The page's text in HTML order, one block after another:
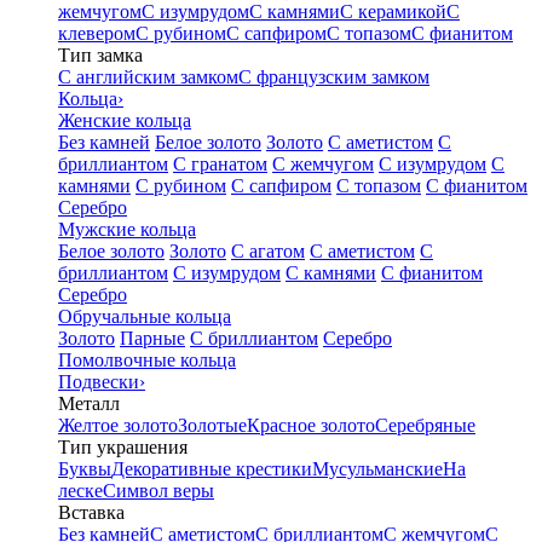
жемчугомС изумрудомС камнямиС керамикойС
клеверомС рубиномС сапфиромС топазомС фианитом
Тип замка
С английским замкомС французским замком
Кольца›
Женские кольца
Без камней Белое золото Золото С аметистом С
бриллиантом С гранатом С жемчугом С изумрудом С
камнями С рубином С сапфиром С топазом С фианитом
Серебро
Мужские кольца
Белое золото Золото С агатом С аметистом С
бриллиантом С изумрудом С камнями С фианитом
Серебро
Обручальные кольца
Золото Парные С бриллиантом Серебро
Помолвочные кольца
Подвески›
Металл
Желтое золотоЗолотыеКрасное золотоСеребряные
Тип украшения
БуквыДекоративные крестикиМусульманскиеНа
лескеСимвол веры
Вставка
Без камнейС аметистомС бриллиантомС жемчугомС